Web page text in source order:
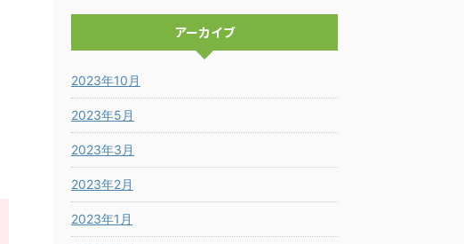
アーカイブ
2023年10月
2023年5月
2023年3月
2023年2月
2023年1月